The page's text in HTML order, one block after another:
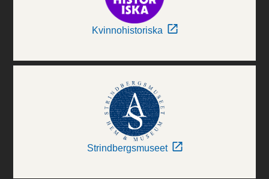
Kvinnohistoriska
Strindbergsmuseet